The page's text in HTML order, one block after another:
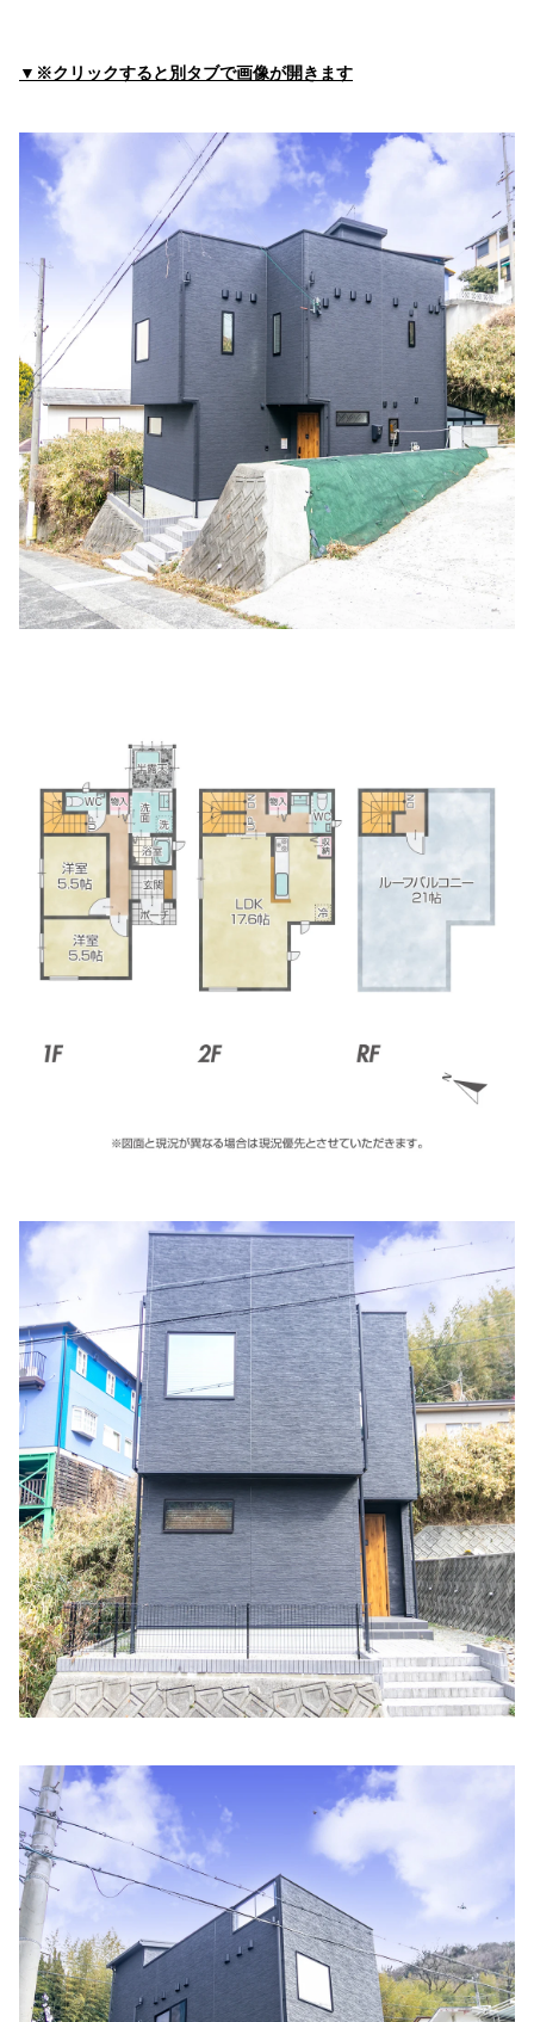
住所:兵庫県淡路市志筑新島６−２３ マップで見る
住所: 兵庫県淡路市志筑１５０７−５ マップで見る
粟田歯科医院
住所:
兵庫県淡路市志筑１５８７−１３ マップで見る
奥井歯科クリニック
住所:
兵庫県淡路市志筑新島１０−５０ マップで見る
▼※クリックすると別タブで画像が開きます